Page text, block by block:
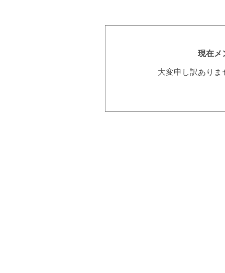
現在メ
大変申し訳あり